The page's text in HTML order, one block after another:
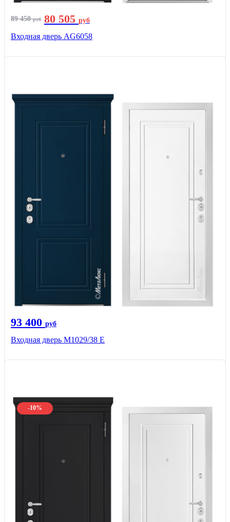
89 450руб 80 505 руб
Входная дверь AG6058
93 400 руб
Входная дверь М1029/38 E
-10%